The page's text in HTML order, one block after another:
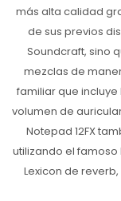
más alta calidad
de sus previos
Soundcraft, sino
mezclas de
familiar que incluye
volumen de
Notepad 12FX
utilizando el famoso
Lexicon de